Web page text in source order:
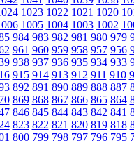
1023 1022 1021 1020
1005 1004 1003 1002
984 983 982 981 980 979
961 960 959 958 957 956
938 937 936 935 934 933
915 914 913 912 911 910
892 891 890 889 888 887
869 868 867 866 865 864
846 845 844 843 842 841
823 822 821 820 819 818
800 799 798 797 796 795